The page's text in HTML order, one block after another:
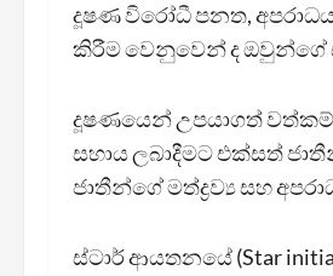
දූෂණ විරෝධී පනත,
කිරීම වෙනුවෙන් ද ඔවුන්ගේ
දූෂණයෙන් උපයාගත් වත්කම්
සහාය ලබාදීමට එක්සත්
ජාතීන්ගේ මත්ද්‍රව්‍ය සහ
ස්ටාර් ආයතනයේ (Star